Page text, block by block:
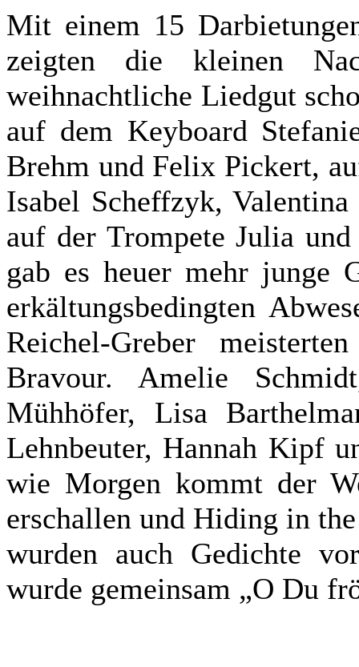
Mit einem 15
zeigten die kleinen
weihnachtliche Liedgut
auf dem Keyboard
Brehm und Felix Pickert,
Isabel Scheffzyk,
auf der Trompete Julia
gab es heuer mehr junge
erkältungsbedingten
Reichel-Greber
Bravour. Amelie
Mühhöfer, Lisa
Lehnbeuter, Hannah Kipf
wie Morgen kommt der
erschallen und Hiding in
wurden auch Gedichte
wurde gemeinsam „O Du